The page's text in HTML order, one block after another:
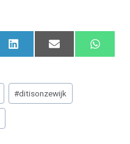
S
R
E
L
K
E
S
R
E
E
I
L
SW
#ditisonzewijk